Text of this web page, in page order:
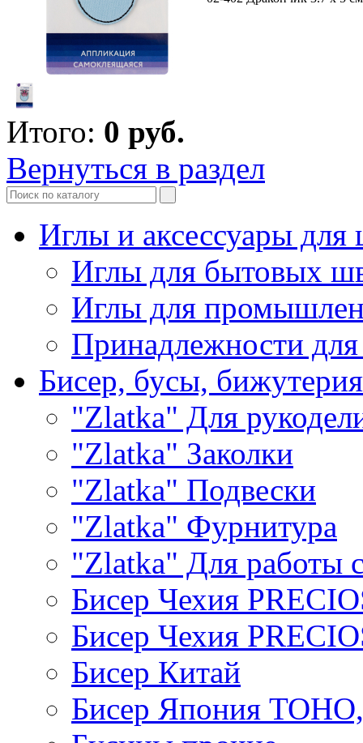
Итого: 0 руб.
Вернуться в раздел
Иглы и аксессуары
Иглы для бытовых
Иглы для
Принадлежности
Бисер, бусы, бижутерия
"Zlatka" Для
"Zlatka" Заколки
"Zlatka" Подвески
"Zlatka" Фурнитура
"Zlatka" Для работы
Бисер Чехия
Бисер Чехия
Бисер Китай
Бисер Япония